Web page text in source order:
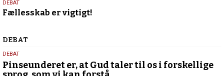
12.
marts
DEBAT
Fællesskab er vigtigt!
Debat
DEBAT
5.
august
DEBAT
Pinseunderet er, at Gud taler til os i forskellige